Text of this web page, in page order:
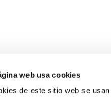
web usa cookies
de este sitio web se